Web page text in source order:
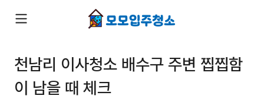
천남리 이사청소 배수구 주변 찝찝함
이 남을 때 체크